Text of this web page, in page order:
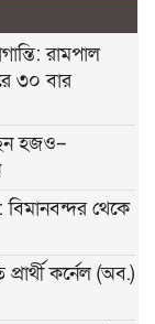
রামপাল
৩০ বার
হজও–
বিমানবন্দর থেকে
কর্নেল (অব.)